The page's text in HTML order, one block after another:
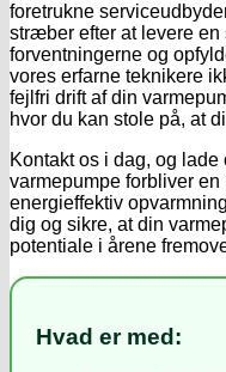
foretrukne
stræber efter at levere
forventningerne og
vores erfarne teknikere
fejlfri drift af din
hvor du kan stole på, at
Kontakt os i dag, og
varmepumpe forbliver
energieffektiv
dig og sikre, at din
potentiale i årene
Hvad er med: